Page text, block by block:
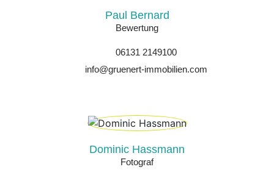
Paul Bernard
Bewertung
06131 2149100
info@gruenert-immobilien.com
Dominic Hassmann
Fotograf